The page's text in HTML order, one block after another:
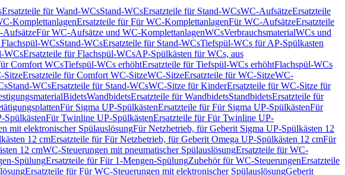
Ersatzteile für Wand-WCsStand-WCsErsatzteile für Stand-WCsWC-AufsätzeErsatzteile
KomplettanlagenErsatzteile für Für WC-KomplettanlagenFür WC-AufsätzeErsatzteile
AufsätzeFür WC-Aufsätze und WC-KomplettanlagenWCsVerbrauchsmaterialWCs und
WCsStand-WCsErsatzteile für Stand-WCsTiefspül-WCs für AP-Spülkasten
WCsErsatzteile für Flachspül-WCsAP-Spülkästen für WCs, aus
Comfort WCsTiefspül-WCs erhöhtErsatzteile für Tiefspül-WCs erhöhtFlachspül-WCs
SitzeErsatzteile für Comfort WC-SitzeWC-SitzeErsatzteile für WC-SitzeWC-
Stand-WCsErsatzteile für Stand-WCsWC-Sitze für KinderErsatzteile für WC-Sitze für
BidetsWandbidetsErsatzteile für WandbidetsStandbidetsErsatzteile für
Für Sigma UP-SpülkästenErsatzteile für Für Sigma UP-SpülkästenFür
SpülkästenFür Twinline UP-SpülkästenErsatzteile für Für Twinline UP-
mit elektronischer SpülauslösungFür Netzbetrieb, für Geberit Sigma UP-Spülkästen 12
12 cmErsatzteile für Für Netzbetrieb, für Geberit Omega UP-Spülkästen 12 cmFür
12 cmWC-Steuerungen mit pneumatischer SpülauslösungErsatzteile für WC-
SpülungErsatzteile für Für 1-Mengen-SpülungZubehör für WC-SteuerungenErsatzteile
Ersatzteile für Für WC-Steuerungen mit elektronischer SpülauslösungGeberit